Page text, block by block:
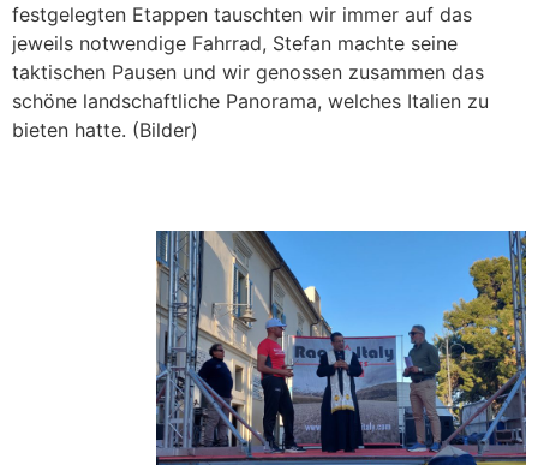
festgelegten Etappen tauschten wir immer auf das
jeweils notwendige Fahrrad, Stefan machte seine
taktischen Pausen und wir genossen zusammen das
schöne landschaftliche Panorama, welches Italien zu
bieten hatte. (Bilder)